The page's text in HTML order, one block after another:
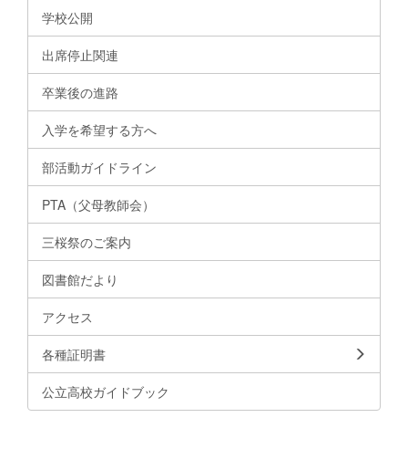
学校公開
出席停止関連
卒業後の進路
入学を希望する方へ
部活動ガイドライン
PTA（父母教師会）
三桜祭のご案内
図書館だより
アクセス
各種証明書
公立高校ガイドブック